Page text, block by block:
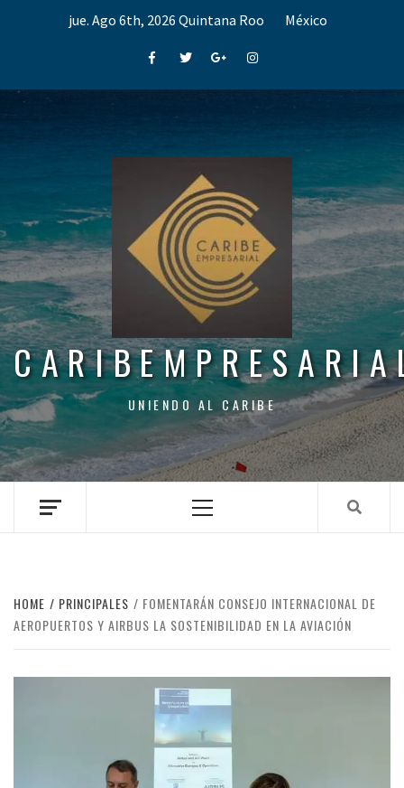
jue. Ago 6th, 2026 Quintana Roo México
FacebookTwitterGoogle+Instagram
UNIENDO AL CARIBE
Menu
HOME PRINCIPALES
FOMENTARÁN CONSEJO INTERNACIONAL DE
AEROPUERTOS Y AIRBUS LA SOSTENIBILIDAD EN LA AVIACIÓN